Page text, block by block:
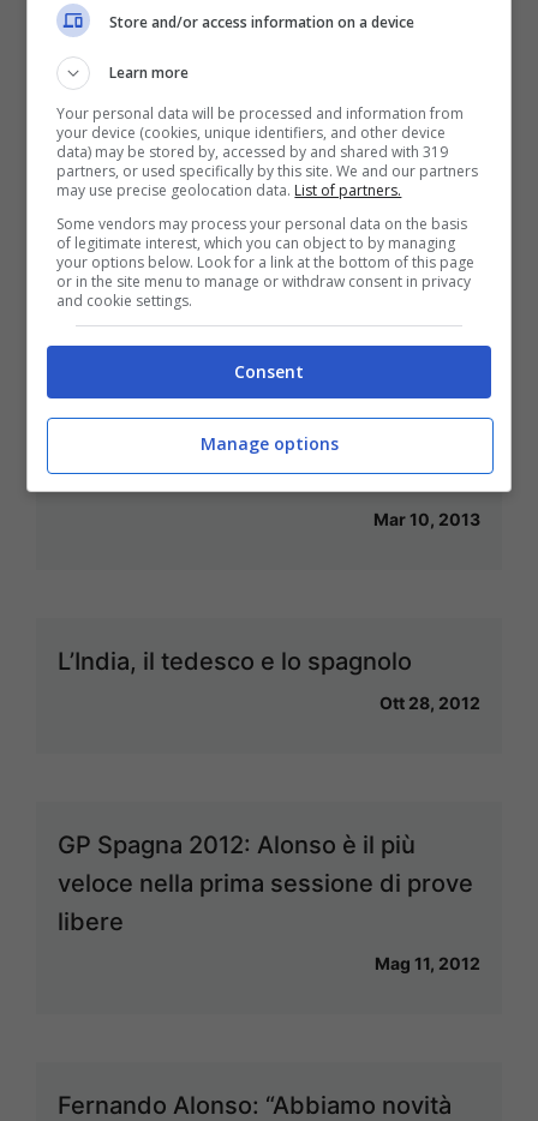
Alonso resta alla Ferrari. Il favorito
per sostituire Webber alla Red Bull è
Kimi Raikkonen
Lug 31, 2013
Formula 1 2013, il mondiale delle
certezze incerte
Mar 10, 2013
L’India, il tedesco e lo spagnolo
Ott 28, 2012
GP Spagna 2012: Alonso è il più
veloce nella prima sessione di prove
libere
Mag 11, 2012
Fernando Alonso: “Abbiamo novità
Store and/or access information on a device
Learn more
Your personal data will be processed and information from
your device (cookies, unique identifiers, and other device
data) may be stored by, accessed by and shared with 319
partners, or used specifically by this site. We and our partners
may use precise geolocation data. List of partners.
Some vendors may process your personal data on the basis
of legitimate interest, which you can object to by managing
your options below. Look for a link at the bottom of this page
or in the site menu to manage or withdraw consent in privacy
and cookie settings.
Consent
Manage options